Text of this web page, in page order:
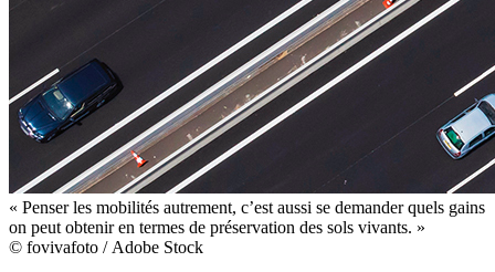
« Penser les mobilités autrement, c’est aussi se demander quels gains
on peut obtenir en termes de préservation des sols vivants. »
© fovivafoto / Adobe Stock